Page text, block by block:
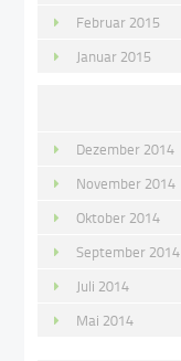
Februar 2015
Januar 2015
Dezember 2014
November 2014
Oktober 2014
September 2014
Juli 2014
Mai 2014